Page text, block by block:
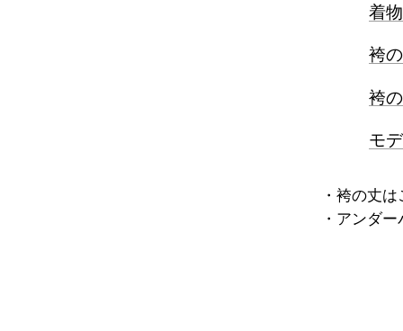
着
袴
袴
モ
・袴の丈
・アンダ